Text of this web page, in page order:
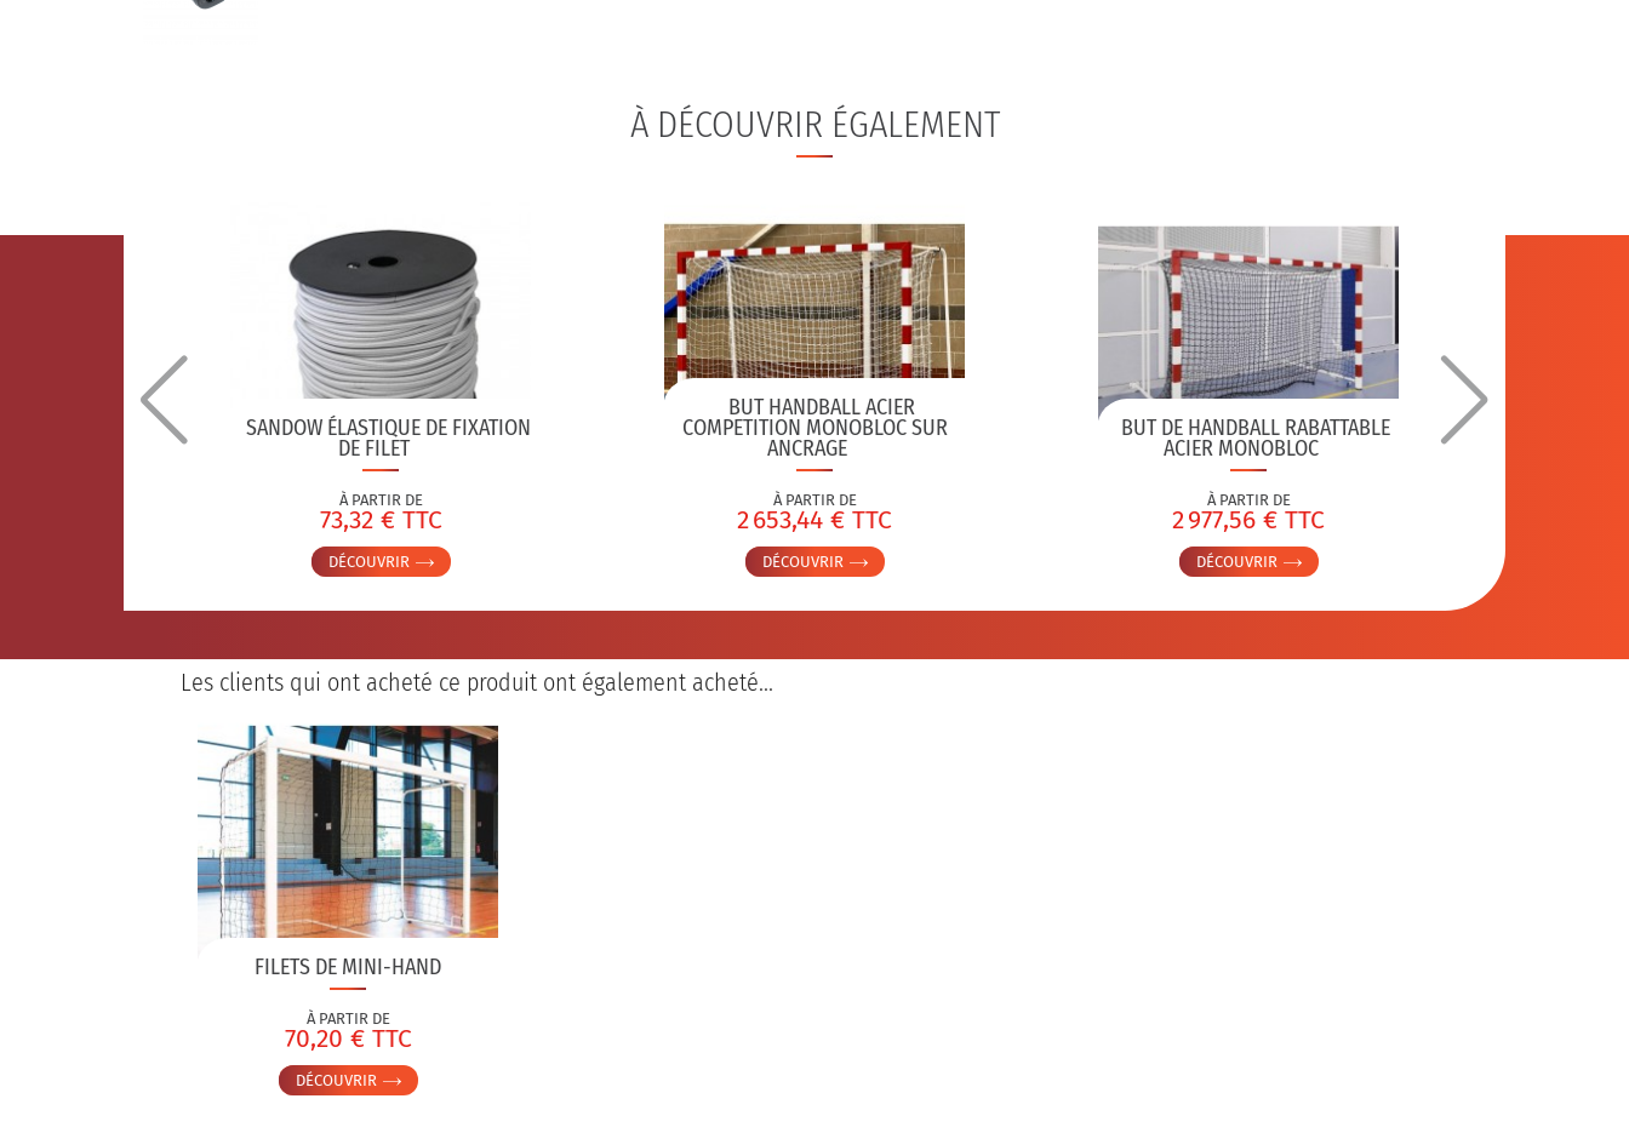
À DÉCOUVRIR ÉGALEMENT
SANDOW ÉLASTIQUE DE FIXATION
DE FILET
À PARTIR DE
73,32 € TTC
DÉCOUVRIR
BUT HANDBALL ACIER
COMPETITION MONOBLOC SUR
ANCRAGE
À PARTIR DE
2 653,44 € TTC
DÉCOUVRIR
BUT DE HANDBALL RABATTABLE
ACIER MONOBLOC
À PARTIR DE
2 977,56 € TTC
DÉCOUVRIR
Les clients qui ont acheté ce produit ont également acheté...
FILETS DE MINI-HAND
À PARTIR DE
70,20 € TTC
DÉCOUVRIR